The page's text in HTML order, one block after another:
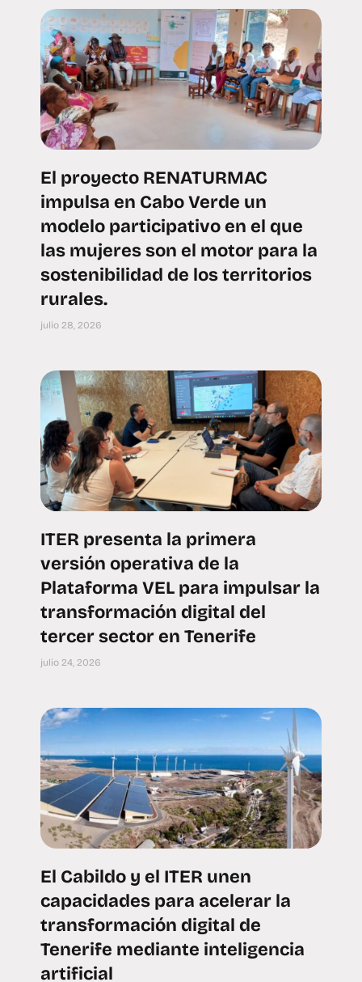
El proyecto RENATURMAC
impulsa en Cabo Verde un
modelo participativo en el que
las mujeres son el motor para la
sostenibilidad de los territorios
rurales.
julio 28, 2026
ITER presenta la primera
versión operativa de la
Plataforma VEL para impulsar la
transformación digital del
tercer sector en Tenerife
julio 24, 2026
El Cabildo y el ITER unen
capacidades para acelerar la
transformación digital de
Tenerife mediante inteligencia
artificial